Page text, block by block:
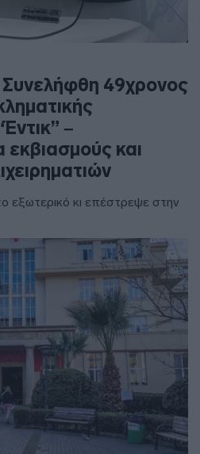
49χρονος
–
εκβιασμούς και
εξωτερικό κι επέστρεψε στην